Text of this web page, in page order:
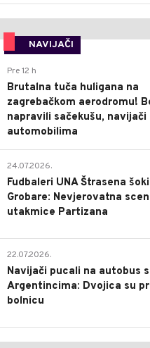
NAVIJAČI
Pre 12 h
Brutalna tuča huligana na
zagrebačkom aerodromu!
napravili sačekušu, navijači
automobilima
24.07.2026.
Fudbaleri UNA Štrasena
Grobare: Nevjerovatna
utakmice Partizana
22.07.2026.
Navijači pucali na autobus
Argentincima: Dvojica su
bolnicu